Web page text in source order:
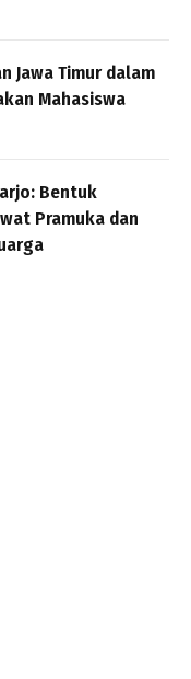
Jawa Timur dalam
Mahasiswa
Bentuk
Pramuka dan